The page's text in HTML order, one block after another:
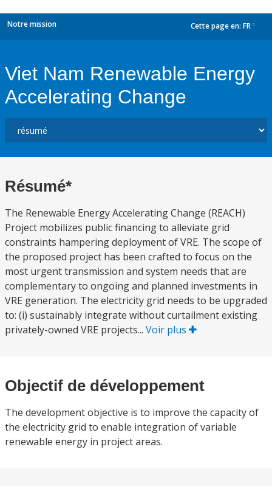
Notre mission Cette page en: FR
Viet Nam Renewable Energy
Accelerating Change
Résumé*
The Renewable Energy Accelerating Change (REACH)
Project mobilizes public financing to alleviate grid
constraints hampering deployment of VRE. The scope of
the proposed project has been crafted to focus on the
most urgent transmission and system needs that are
complementary to ongoing and planned investments in
VRE generation. The electricity grid needs to be upgraded
to: (i) sustainably integrate without curtailment existing
privately-owned VRE projects... Voir plus
Objectif de développement
The development objective is to improve the capacity of
the electricity grid to enable integration of variable
renewable energy in project areas.